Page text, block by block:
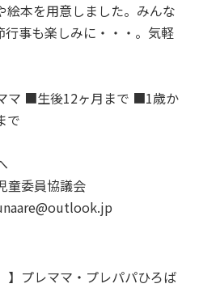
絵本を用意しました。みんな
行事も楽しみに・・・。気軽
マ ■生後12ヶ月まで ■1歳か
で
童委員協議会
プレママ・プレパパひろば